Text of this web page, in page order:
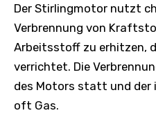
Der Stirlingmotor nutzt
Verbrennung von
Arbeitsstoff zu erhitzen,
verrichtet. Die
des Motors statt und
oft Gas.